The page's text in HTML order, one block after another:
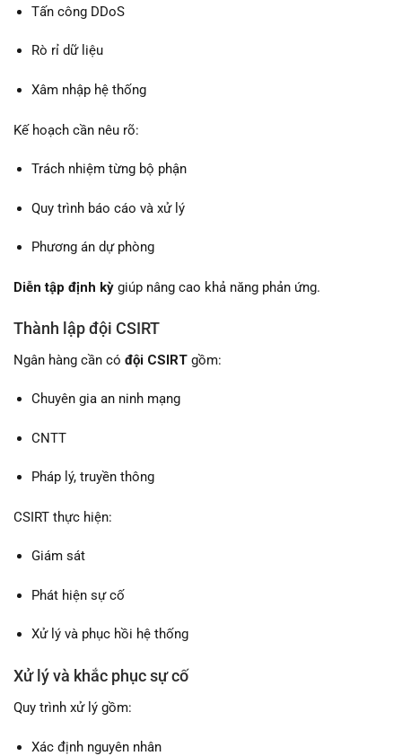
Tấn công DDoS
Rò rỉ dữ liệu
Xâm nhập hệ thống
Kế hoạch cần nêu rõ:
Trách nhiệm từng bộ phận
Quy trình báo cáo và xử lý
Phương án dự phòng
Diễn tập định kỳ giúp nâng cao khả năng phản ứng.
Thành lập đội CSIRT
Ngân hàng cần có đội CSIRT gồm:
Chuyên gia an ninh mạng
CNTT
Pháp lý, truyền thông
CSIRT thực hiện:
Giám sát
Phát hiện sự cố
Xử lý và phục hồi hệ thống
Xử lý và khắc phục sự cố
Quy trình xử lý gồm:
Xác định nguyên nhân